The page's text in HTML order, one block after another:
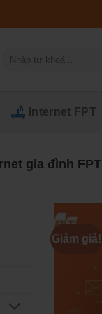
kiếm:
Internet FPT
gia đình FPT
Giảm giá!